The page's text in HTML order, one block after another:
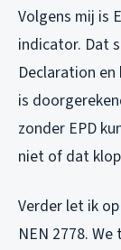
Volgens mij is
indicator. Dat
Declaration
is
zonder EPD
niet of dat
Verder let ik
NEN 2778.